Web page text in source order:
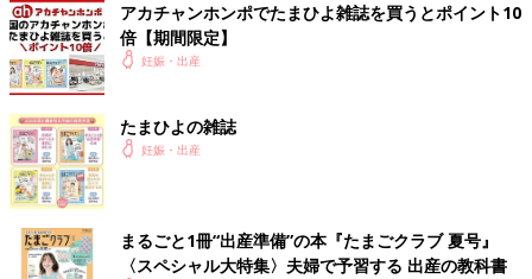
アカチャンホンポでたまひよ雑誌を買うとポイント10
倍【期間限定】
妊娠・出産
たまひよの雑誌
妊娠・出産
まるごと1冊“出産準備”の本『たまごクラブ 夏号』
〈スペシャル大特集〉夫婦で予習する 出産の教科書